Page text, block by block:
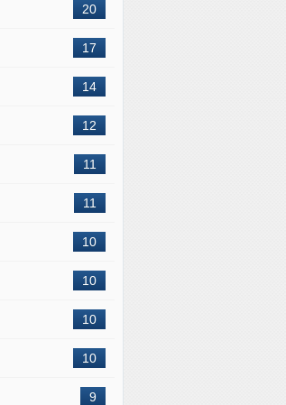
20
17
14
12
11
11
10
10
10
10
9